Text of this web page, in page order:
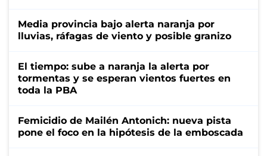
Media provincia bajo alerta naranja por
lluvias, ráfagas de viento y posible granizo
El tiempo: sube a naranja la alerta por
tormentas y se esperan vientos fuertes en
toda la PBA
Femicidio de Mailén Antonich: nueva pista
pone el foco en la hipótesis de la emboscada